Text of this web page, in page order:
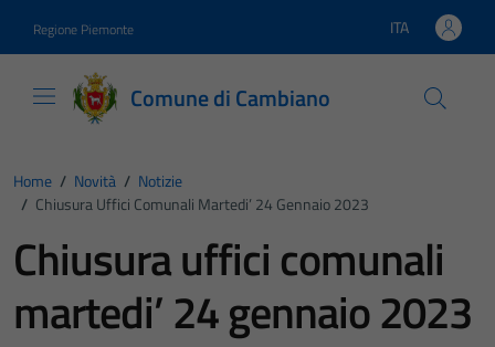
Regione Piemonte Lingua attiva:
ITA
Comune di Cambiano
Home / Novità / Notizie
/ Chiusura Uffici Comunali Martedi’ 24 Gennaio 2023
Chiusura uffici comunali
martedi’ 24 gennaio 2023